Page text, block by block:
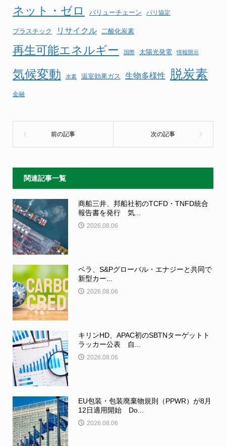
ネット・ゼロ バリューチェーン パリ協定
プラスチック リサイクル 二酸化炭素
再生可能エネルギー 国際 太陽光発電 情報開示
気候変動 水素 温室効果ガス 生物多様性 脱炭素
金融
関連記事一覧
商船三井、邦船社初のTCFD・TNFD統合
報告書を発行 気...
2026.08.06
ベラ、S&Pグローバル・エナジーと共同で
新型カー...
2026.08.06
キリンHD、APAC初のSBTNターゲットト
ラッカー公表 自...
2026.08.06
EU包装・包装廃棄物規則（PPWR）が8月
12日適用開始 Do...
2026.08.06